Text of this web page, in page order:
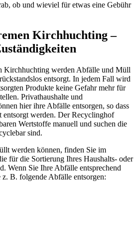
Kirchhuchting –
Kirchhuchting werden Abfälle und Müll
entsorgt. In jedem Fall wird
Produkte keine Gefahr mehr für
Privathaushalte und
hier ihre Abfälle entsorgen, so dass
entsorgt werden. Der Recyclinghof
Wertstoffe manuell und suchen die
sind.
werden können, finden Sie im
für die Sortierung Ihres Haushalts- oder
Wenn Sie Ihre Abfälle entsprechend
z. B. folgende Abfälle entsorgen: